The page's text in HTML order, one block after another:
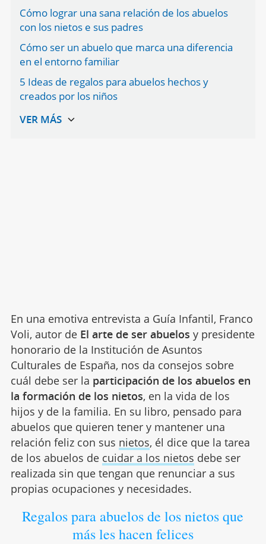
Cómo lograr una sana relación de los abuelos
con los nietos e sus padres
Cómo ser un abuelo que marca una diferencia
en el entorno familiar
5 Ideas de regalos para abuelos hechos y
creados por los niños
En una emotiva entrevista a Guía Infantil, Franco
Voli, autor de El arte de ser abuelos y presidente
honorario de la Institución de Asuntos
Culturales de España, nos da consejos sobre
cuál debe ser la participación de los abuelos en
la formación de los nietos, en la vida de los
hijos y de la familia. En su libro, pensado para
abuelos que quieren tener y mantener una
relación feliz con sus nietos, él dice que la tarea
de los abuelos de cuidar a los nietos debe ser
realizada sin que tengan que renunciar a sus
propias ocupaciones y necesidades.
Regalos para abuelos de los nietos que
más les hacen felices